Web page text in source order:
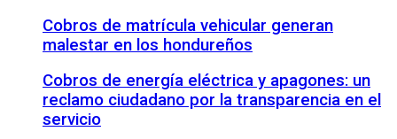
Cobros de matrícula vehicular generan
malestar en los hondureños
Cobros de energía eléctrica y apagones: un
reclamo ciudadano por la transparencia en el
servicio